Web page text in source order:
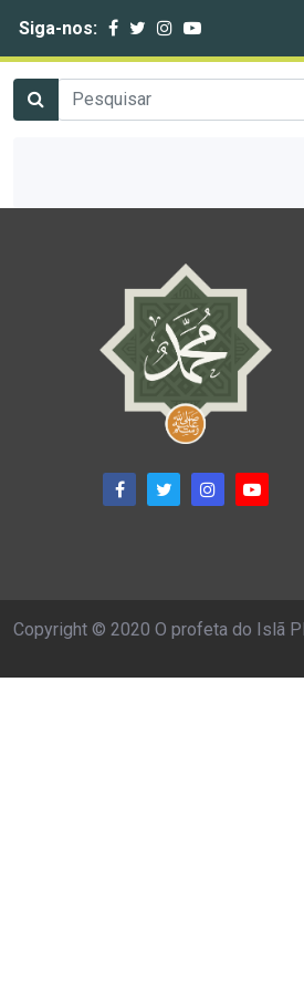
Siga-nos:
Copyright © 2020 O profeta do Islã